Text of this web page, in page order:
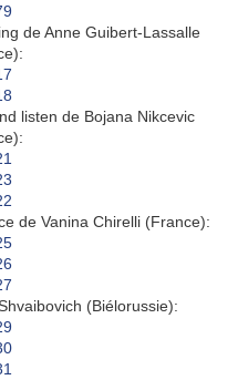
de Anne Guibert-Lassalle
listen de Bojana Nikcevic
de Vanina Chirelli (France):
(Biélorussie):